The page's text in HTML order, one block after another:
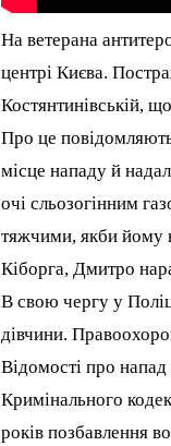
На ветерана
центрі Києва.
Костянтинівській,
Про це
місце нападу й
очі сльозогінним
тяжчими, якби йому
Кіборга, Дмитро
В свою чергу у
дівчини.
Відомості про
Кримінального
років позбавлення